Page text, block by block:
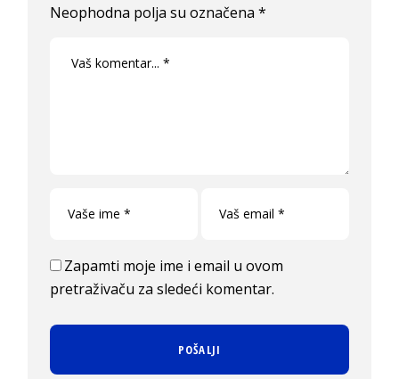
Neophodna polja su označena*
Zapamti moje ime i email u ovom
pretraživaču za sledeći komentar.